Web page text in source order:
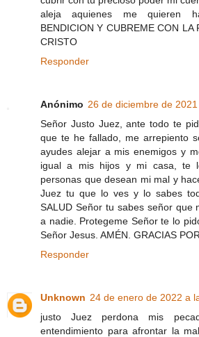
aleja aquienes me quieren
BENDICION Y CUBREME CON LA
CRISTO
Responder
Anónimo 26 de diciembre de
Señor Justo Juez, ante todo te
que te he fallado, me arrepiento
ayudes alejar a mis enemigos y
igual a mis hijos y mi casa, te
personas que desean mi mal y
Juez tu que lo ves y lo sabes
SALUD Señor tu sabes señor que
a nadie. Protegeme Señor te lo
Señor Jesus. AMÉN. GRACIAS
Responder
Unknown 24 de enero de 2022 a
justo Juez perdona mis
entendimiento para afrontar la